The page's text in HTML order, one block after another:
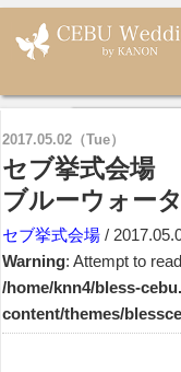
結婚式・挙式・ウェディ
会場
2017.05.02（Tue）
セブ挙式会場
ブルーウォー
セブ挙式会場 /
Warning: Attempt to
/home/knn4/bless-
content/themes/